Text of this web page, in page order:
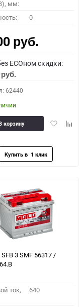
мм:
0
руб.
ECOном скидки:
руб.
62440
Добавить
корзину
SFB 3 SMF 56317 /
ток,
640